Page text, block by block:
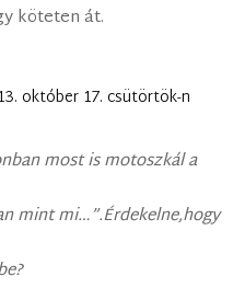
köteten át.
október 17. csütörtök-n
most is motoszkál a
mint mi…”.Érdekelne,hogy